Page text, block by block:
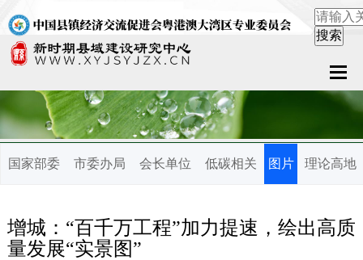
关于中心
新闻中心
案例中心
国家部委 市委办局 会长单位 低碳相关 图片 理论高地
增城：“百千万工程”加力提速，绘出高质
量发展“实景图”